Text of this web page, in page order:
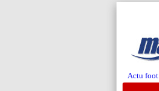
Actu foot